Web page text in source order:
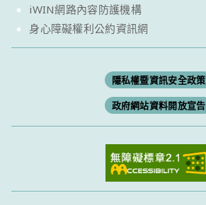
iWIN網路內容防護機構
身心障礙權利公約資訊網
隱私權暨資訊安全政策
政府網站資料開放宣告